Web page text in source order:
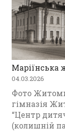
Маріїнська
04.03.2026
Фото
гімназія
“Центр
(колишній